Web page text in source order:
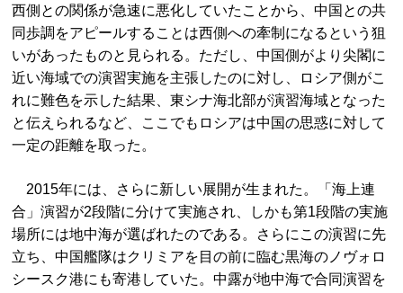
西側との関係が急速に悪化していたことから、中国との共
同歩調をアピールすることは西側への牽制になるという狙
いがあったものと見られる。ただし、中国側がより尖閣に
近い海域での演習実施を主張したのに対し、ロシア側がこ
れに難色を示した結果、東シナ海北部が演習海域となった
と伝えられるなど、ここでもロシアは中国の思惑に対して
一定の距離を取った。
2015年には、さらに新しい展開が生まれた。「海上連
合」演習が2段階に分けて実施され、しかも第1段階の実施
場所には地中海が選ばれたのである。さらにこの演習に先
立ち、中国艦隊はクリミアを目の前に臨む黒海のノヴォロ
シースク港にも寄港していた。中露が地中海で合同演習を